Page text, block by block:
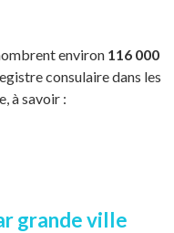
environ 116 000
consulaire dans les
à savoir :
grande ville